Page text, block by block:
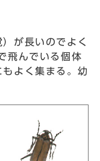
が長いのでよく
飛んでいる個体
よく集まる。幼